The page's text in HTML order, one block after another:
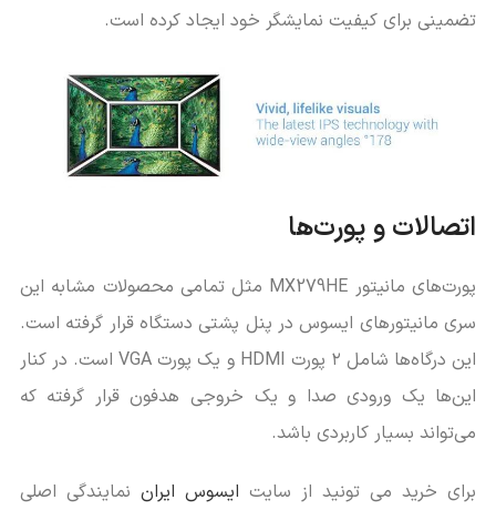
تضمینی برای کیفیت نمایشگر خود ایجاد کرده است.
اتصالات و پورت‌ها
پورت‌های مانیتور MX279HE مثل تمامی محصولات مشابه این
سری مانیتورهای ایسوس در پنل پشتی دستگاه قرار گرفته است.
این درگاه‌ها شامل ۲ پورت HDMI و یک پورت VGA است. در کنار
این‌ها یک ورودی صدا و یک خروجی هدفون قرار گرفته که
می‌تواند بسیار کاربردی باشد.
برای خرید می تونید از سایت ایسوس ایران نمایندگی اصلی